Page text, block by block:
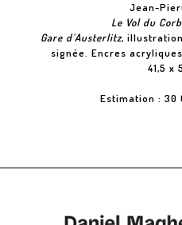
Jean-
Le Vol du
Gare d'Austerlitz,
signée. Encres
41,5 x
Estimation : 30